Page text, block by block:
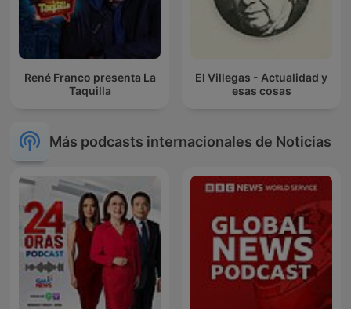
René Franco presenta La
Taquilla
El Villegas - Actualidad y
esas cosas
Más podcasts internacionales de Noticias